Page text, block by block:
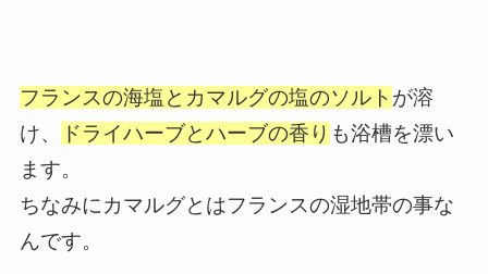
フランスの海塩とカマルグの塩のソルト が溶
け、
ドライハーブとハーブの香り も浴槽を漂い
ます。
ちなみにカマルグとはフランスの湿地帯の事な
んです。